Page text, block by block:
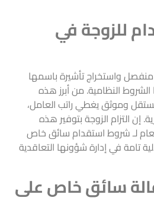
للزوجة في
واستخراج تأشيرة باسمها
النظامية. من أبرز هذه
وموثق يغطي راتب العامل،
التزام الزوجة بتوفير هذه
العام لـ شروط استقدام سائق خاص
تامة في إدارة شؤونها التعاقدية
سائق خاص على